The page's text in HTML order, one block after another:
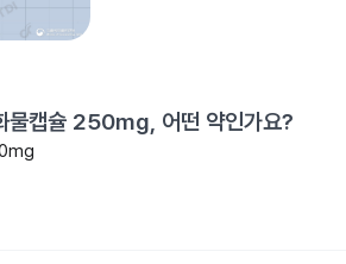
물캡슐 250mg, 어떤 약인가요?